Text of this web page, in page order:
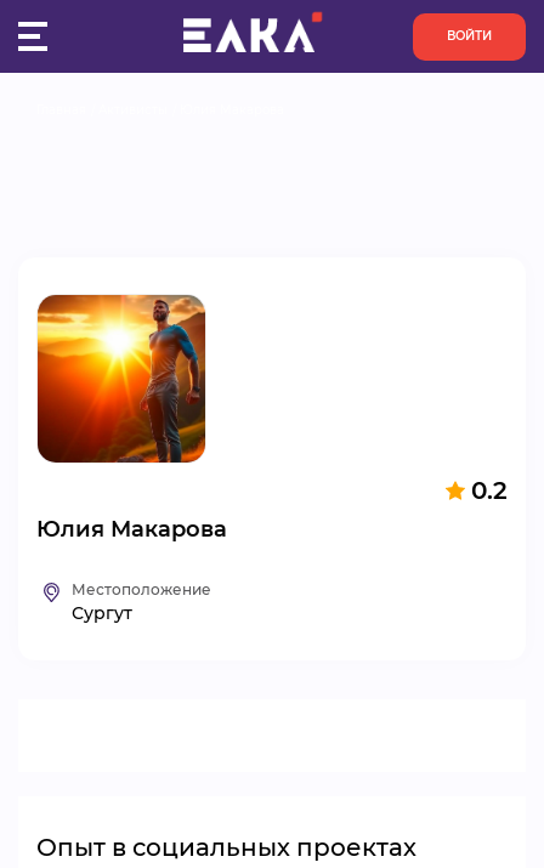
ВОЙТИ
АКТИВИСТЫ
ПРОЕКТЫ
АНАЛИТИКА
0.2
Юлия Макарова
Местоположение
Сургут
Опыт в социальных проектах